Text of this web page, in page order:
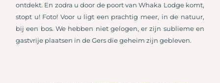
ontdekt. En zodra u door de poort van Whaka Lodge komt,
stopt u! Foto! Voor u ligt een prachtig meer, in de natuur,
bij een bos. We hebben niet gelogen, er zijn sublieme en
gastvrije plaatsen in de Gers die geheim zijn gebleven.